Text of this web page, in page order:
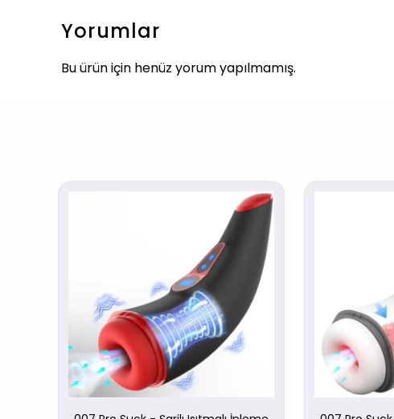
Yorumlar
Bu ürün için henüz yorum yapılmamış.